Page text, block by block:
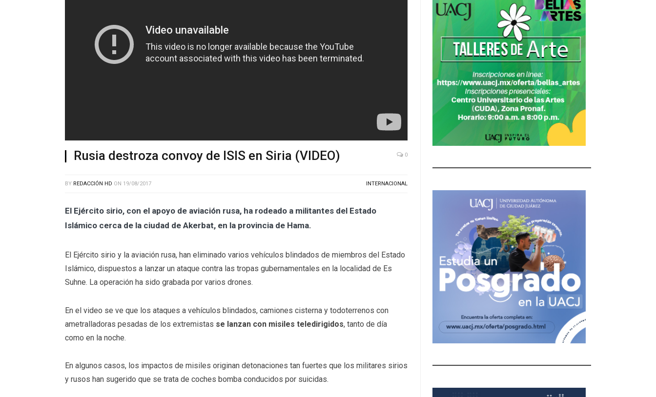
Rusia destroza convoy de ISIS en Siria (VIDEO) 0
BY REDACCIÓN HD ON 19/08/2017 INTERNACIONAL
El Ejército sirio, con el apoyo de aviación rusa, ha rodeado a militantes del Estado
Islámico cerca de la ciudad de Akerbat, en la provincia de Hama.
El Ejército sirio y la aviación rusa, han eliminado varios vehículos blindados de miembros del Estado
Islámico, dispuestos a lanzar un ataque contra las tropas gubernamentales en la localidad de Es
Suhne. La operación ha sido grabada por varios drones.
En el video se ve que los ataques a vehículos blindados, camiones cisterna y todoterrenos con
ametralladoras pesadas de los extremistas se lanzan con misiles teledirigidos, tanto de día
como en la noche.
En algunos casos, los impactos de misiles originan detonaciones tan fuertes que los militares sirios
y rusos han sugerido que se trata de coches bomba conducidos por suicidas.